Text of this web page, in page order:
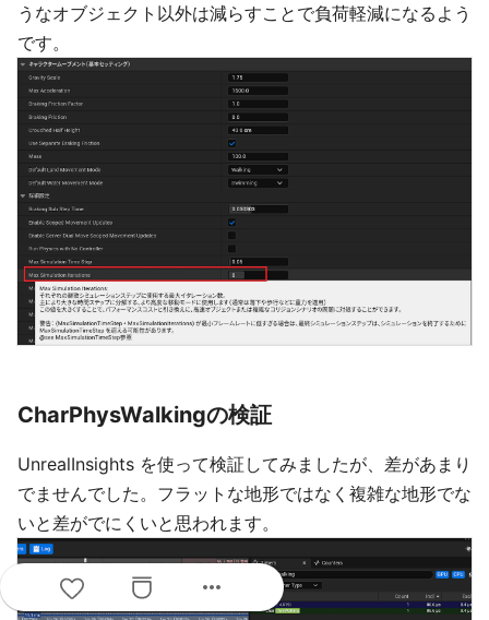
うなオブジェクト以外は減らすことで負荷軽減になるよう
です。
CharPhysWalkingの検証
UnrealInsights を使って検証してみましたが、差があまり
でませんでした。フラットな地形ではなく複雑な地形でな
いと差がでにくいと思われます。
more_horiz